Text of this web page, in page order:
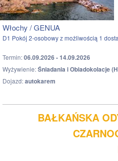
Włochy / GENUA
D1 Pokój 2-osobowy z możliwością 1
Termin:06.09.2026 - 14.09.2026
Wyżywienie:Śniadania i Obiadokolacje
Dojazd:autokarem
BAŁKAŃSKA